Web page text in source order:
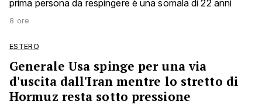
prima persona da respingere è una somala di 22 anni
8 ore
ESTERO
Generale Usa spinge per una via
d'uscita dall'Iran mentre lo stretto di
Hormuz resta sotto pressione